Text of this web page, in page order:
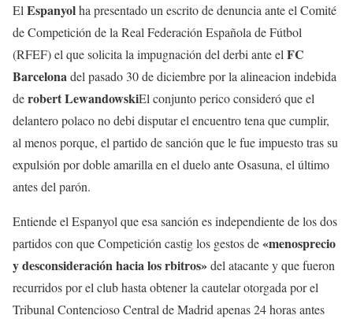
ElEspanyolha presentado un escrito de denuncia ante el Comité
de Competición de la Real Federación Española de Fútbol
(RFEF) el que solicita la impugnación del derbi ante elFC
Barcelonadel pasado 30 de diciembre por la alineacion indebida
derobert LewandowskiEl conjunto perico consideró que el
delantero polaco no debi disputar el encuentro tena que cumplir,
al menos porque, el partido de sanción que le fue impuesto tras su
expulsión por doble amarilla en el duelo ante Osasuna, el último
antes del parón.
Entiende el Espanyol que esa sanción es independiente de los dos
partidos con que Competición castig los gestos de«menosprecio
y desconsideración hacia los rbitros»del atacante y que fueron
recurridos por el club hasta obtener la cautelar otorgada por el
Tribunal Contencioso Central de Madrid apenas 24 horas antes